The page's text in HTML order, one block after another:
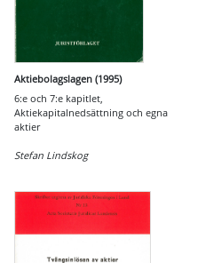
Aktiebolagslagen (1995)
6:e och 7:e kapitlet,
Aktiekapitalnedsättning och egna
aktier
Stefan Lindskog